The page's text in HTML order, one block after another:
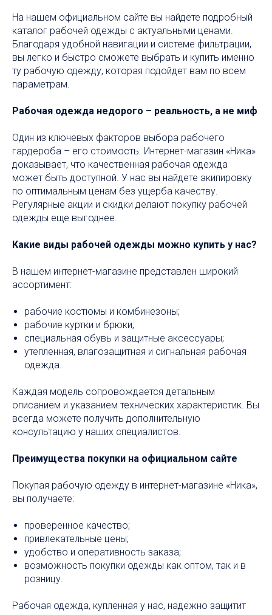
На нашем официальном сайте вы найдете подробный
каталог рабочей одежды с актуальными ценами.
Благодаря удобной навигации и системе фильтрации,
вы легко и быстро сможете выбрать и купить именно
ту рабочую одежду, которая подойдет вам по всем
параметрам.
Рабочая одежда недорого – реальность, а не миф
Один из ключевых факторов выбора рабочего
гардероба – его стоимость. Интернет-магазин «Ника»
доказывает, что качественная рабочая одежда
может быть доступной. У нас вы найдете экипировку
по оптимальным ценам без ущерба качеству.
Регулярные акции и скидки делают покупку рабочей
одежды еще выгоднее.
Какие виды рабочей одежды можно купить у нас?
В нашем интернет-магазине представлен широкий
ассортимент:
рабочие костюмы и комбинезоны;
рабочие куртки и брюки;
специальная обувь и защитные аксессуары;
утепленная, влагозащитная и сигнальная рабочая
одежда.
Каждая модель сопровождается детальным
описанием и указанием технических характеристик. Вы
всегда можете получить дополнительную
консультацию у наших специалистов.
Преимущества покупки на официальном сайте
Покупая рабочую одежду в интернет-магазине «Ника»,
вы получаете:
проверенное качество;
привлекательные цены;
удобство и оперативность заказа;
возможность покупки одежды как оптом, так и в
розницу.
Рабочая одежда, купленная у нас, надежно защитит